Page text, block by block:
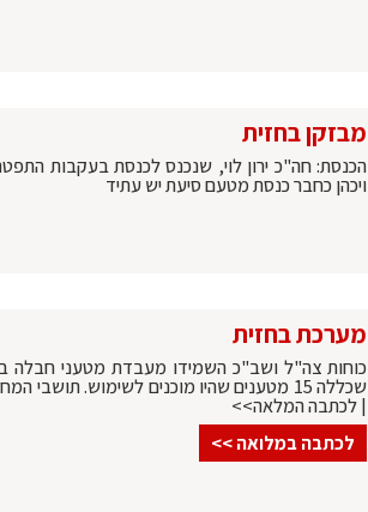
מבזקן בחזית
הכנסת: חה"כ ירון לוי, שנכנס לכנסת בעקבות
ויכהן כחבר כנסת מטעם סיעת יש עתיד
מערכת בחזית
כוחות צה"ל ושב"כ השמידו מעבדת מטעני חבלה
שכללה 15 מטענים שהיו מוכנים לשימוש.
| לכתבה המלאה>>
לכתבה במלואה >>